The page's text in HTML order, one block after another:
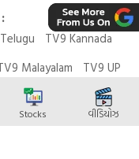
TV9 Kannada
Malayalam
TV9 UP
Stocks વીડિયોઝ